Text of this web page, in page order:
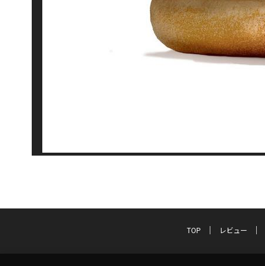
TOP レビュー